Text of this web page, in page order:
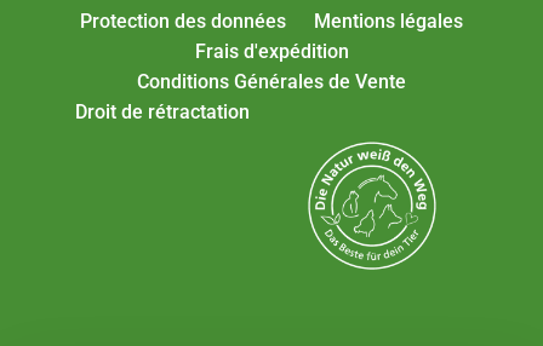
Protection des données
Mentions légales
Frais d'expédition
Conditions Générales de Vente
Droit de rétractation